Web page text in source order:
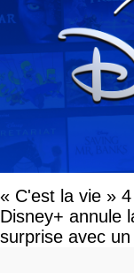
« C'est la vie »
Disney+ annule
surprise avec